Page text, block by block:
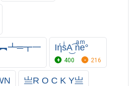
一 IήsͥA͜͡ nͣeͫ°
400 216
亗R O C K Y亗